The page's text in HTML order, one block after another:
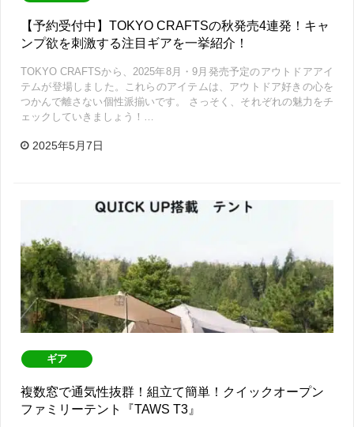
【予約受付中】TOKYO CRAFTSの秋発売4連発！キャ
ンプ欲を刺激する注目ギアを一挙紹介！
TOKYO CRAFTSから、2025年8月・9月発売予定のアウトドアアイ
テムが登場しました。これらのアイテムは、アウトドア好きの心を
つかんで離さない個性派揃いです。 さっそく、それぞれの魅力をチ
ェックしていきましょう！…
2025年5月7日
ギア
複数窓で通気性抜群！組立て簡単！クイックオープン
ファミリーテント『TAWS T3』